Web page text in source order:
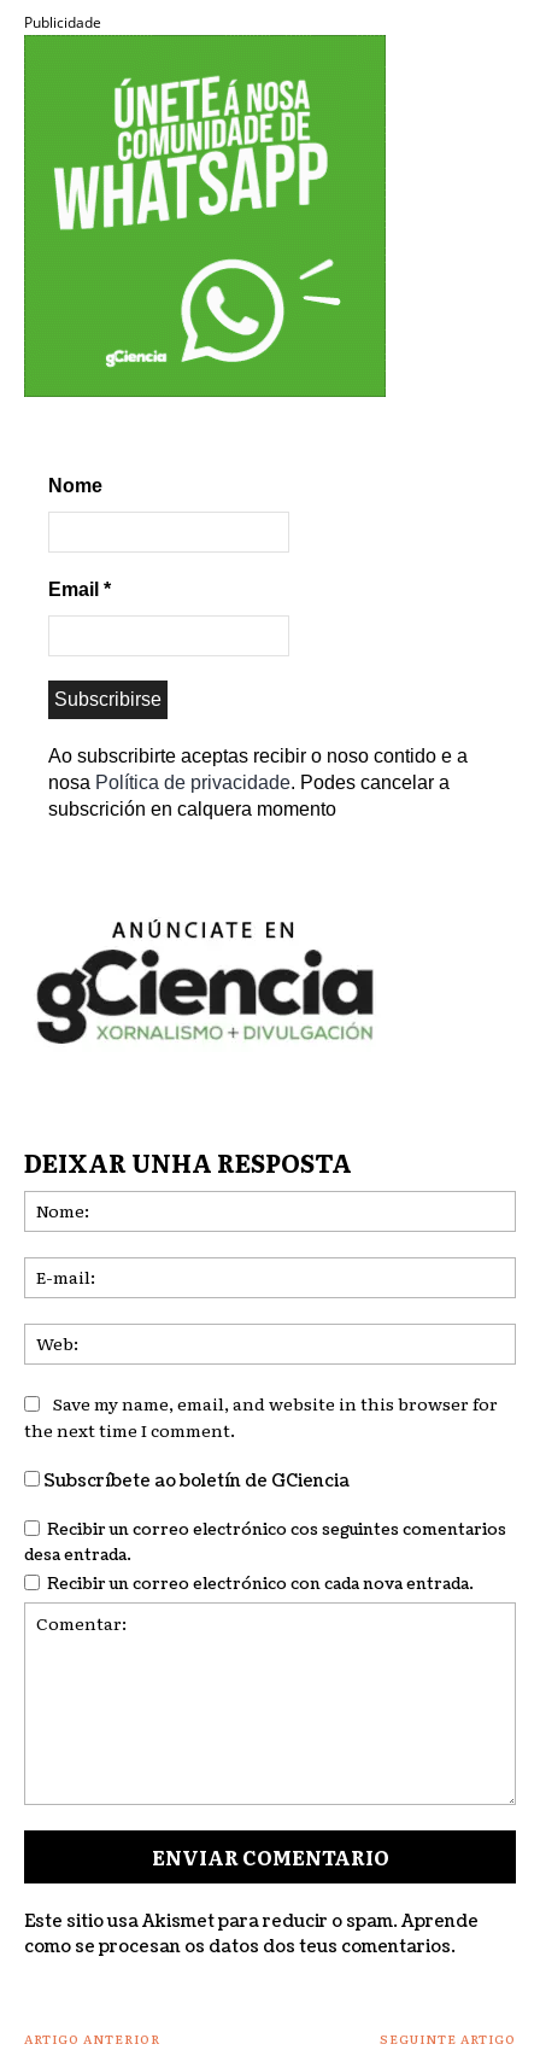
Publicidade
Nome
Email *
Ao subscribirte aceptas recibir o noso contido e a
nosa Política de privacidade. Podes cancelar a
subscrición en calquera momento
DEIXAR UNHA RESPOSTA
Save my name, email, and website in this browser for
the next time I comment.
Subscríbete ao boletín de GCiencia
Recibir un correo electrónico cos seguintes comentarios
desa entrada.
Recibir un correo electrónico con cada nova entrada.
Este sitio usa Akismet para reducir o spam. Aprende
como se procesan os datos dos teus comentarios.
ARTIGO ANTERIOR SEGUINTE ARTIGO